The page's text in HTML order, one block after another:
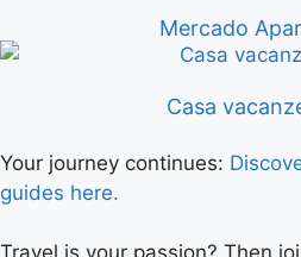
Mercado
Casa
Your journey continues:
guides here.